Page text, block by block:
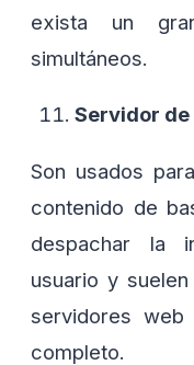
exista un
simultáneos.
Servidor de
Son usados
contenido de
despachar la
usuario y
servidores
completo.